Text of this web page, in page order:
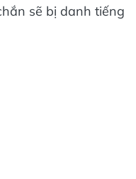
sẽ bị danh tiếng